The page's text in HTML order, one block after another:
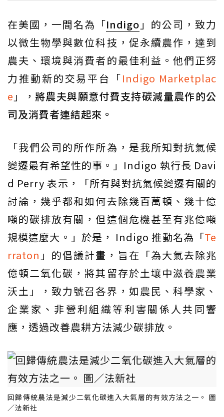
在美國，一間名為「Indigo 」的公司，致力
以微生物學與數位科技，促永續農作，達到
農夫、環境與消費者的最佳利益。他們正努
力推動新的交易平台「Indigo Marketplac
e 」， 將農夫與願意付費支持碳減量農作的公
司及消費者連結起來。
「我們公司的所作所為，是我所知對抗氣候
變遷最有希望性的事。」Indigo 執行長 Davi
d Perry 表示，「所有與對抗氣候變遷有關的
討論，幾乎都和如何去除幾百萬頓、幾十億
噸的碳排放有關，但這個危機甚至有兆億噸
規模這麼大。」於是， Indigo 推動名為「Te
rraton 」的倡議計畫，旨在「為大氣去除兆
億頓二氧化碳，將其留存於土壤中滋養農業
沃土」，致力號召各界，如農民、科學家、
企業家、非營利組織等利害關係人共同響
應，透過改善農耕方法減少碳排放。
回歸傳統農法是減少二氧化碳進入大氣層的有效方法之一。 圖
／法新社